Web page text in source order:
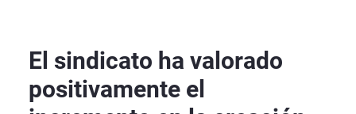
El sindicato ha valorado
positivamente el